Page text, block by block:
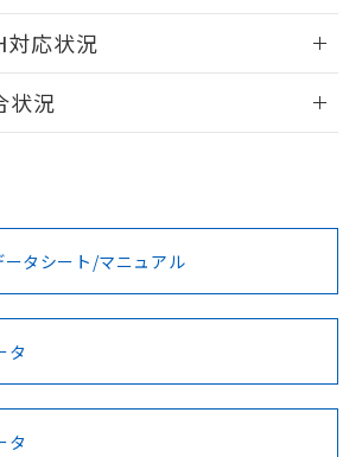
90mm以上
材質による影響
きます。
ログイン/会員登録
をご利用いただく前に、以下を必ずお読
件
対応状況
項・凡例
事項・凡例
状況
DNV型式承認
（ノルウェー
BV型式承認
（フランス
KR型式
（韓国
No No No
タシート/マニュアル
タ
タ